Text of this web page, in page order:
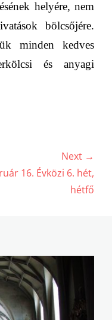
helyére, nem
bölcsőjére.
minden kedves
és anyagi
Next →
16. Évközi 6. hét,
hétfő